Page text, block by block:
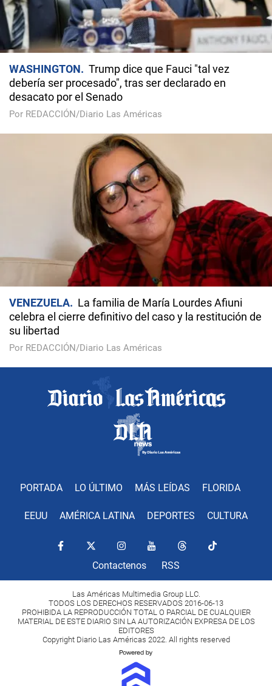
WASHINGTON
Trump dice que Fauci "tal vez
debería ser procesado", tras ser declarado en
desacato por el Senado
Por REDACCIÓN/Diario Las Américas
VENEZUELA
La familia de María Lourdes Afiuni
celebra el cierre definitivo del caso y la restitución de
su libertad
Por REDACCIÓN/Diario Las Américas
PORTADA LO ÚLTIMO MÁS LEÍDAS FLORIDA
EEUU AMÉRICA LATINA DEPORTES CULTURA
Contactenos RSS
Las Américas Multimedia Group LLC.
TODOS LOS DERECHOS RESERVADOS 2016-06-13
PROHIBIDA LA REPRODUCCIÓN TOTAL O PARCIAL DE CUALQUIER
MATERIAL DE ESTE DIARIO SIN LA AUTORIZACIÓN EXPRESA DE LOS
EDITORES
Copyright Diario Las Américas 2022. All rights reserved